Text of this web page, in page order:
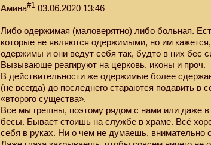
Амина#1 03.06.2020 13:46
Либо одержимая (маловерятно) либо больная.
которые не являются одержимыми, но им
одержимы и они ведут себя так, будто в них бес
Вызывающе реагируют на церковь, иконы и проч.
В действительности же одержимые более
(не всегда) до последнего стараются подавить в
«второго существа».
Все мы грешны, поэтому рядом с нами или даже в
бесы. Бывает стоишь на службе в храме. Всё
себя в руках. Ни о чем не думаешь, внимательно